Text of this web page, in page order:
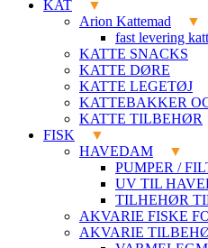
KAT
Arion Kattemad
fast levering
KATTE SNACKS
KATTE DØRE
KATTE LEGETØJ
KATTEBAKKER
KATTE TILBEHØR
FISK
HAVEDAM
PUMPER /
UV TIL
TILHEHØR
AKVARIE FISKE
AKVARIE